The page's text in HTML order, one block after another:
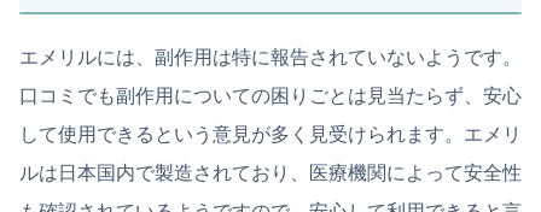
エメリルには、副作用は特に報告されていないようです。
口コミでも副作用についての困りごとは見当たらず、安心
して使用できるという意見が多く見受けられます。エメリ
ルは日本国内で製造されており、医療機関によって安全性